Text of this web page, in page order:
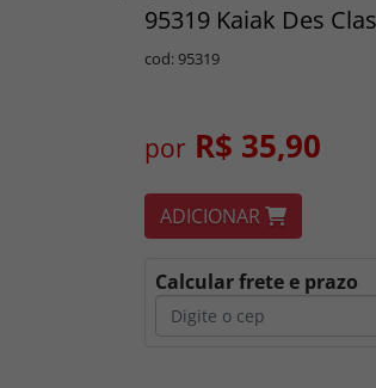
95319 Kaiak Des
cod: 95319
por R$ 35,90
ADICIONAR
Calcular frete e prazo